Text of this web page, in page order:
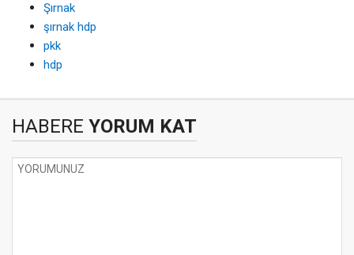
Şırnak
şırnak hdp
pkk
hdp
HABERE YORUM KAT